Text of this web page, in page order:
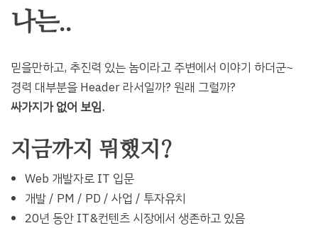
나는..
믿을만하고, 추진력 있는 놈이라고 주변에서 이야기 하더군~
경력 대부분을 Header 라서일까? 원래 그럴까?
싸가지가 없어 보임.
지금까지 뭐했지?
Web 개발자로 IT 입문
개발 / PM / PD / 사업 / 투자유치
20년 동안 IT&컨텐츠 시장에서 생존하고 있음